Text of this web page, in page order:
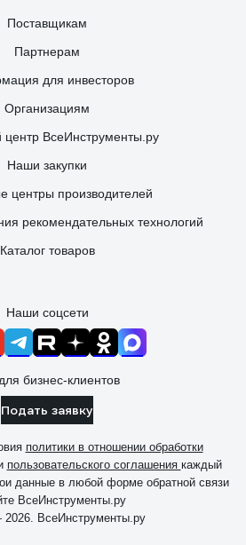
Поставщикам
Партнерам
для инвесторов
Организациям
ВсеИнструменты.ру
Наши закупки
центры производителей
рекомендательных технологий
Каталог товаров
Наши соцсети
бизнес-клиентов
Подать заявку
политики в отношении обработки
пользовательского соглашения каждый
данные в любой форме обратной связи
ВсеИнструменты.ру
ВсеИнструменты.ру